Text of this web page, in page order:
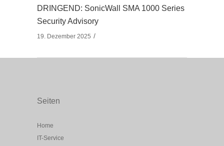
DRINGEND: SonicWall SMA 1000 Series
Security Advisory
19. Dezember 2025
Seiten
Home
IT-Service